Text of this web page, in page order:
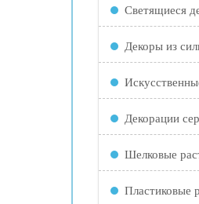
Светящиеся
Декоры из
Декорации
Шелковые
Пластиковые